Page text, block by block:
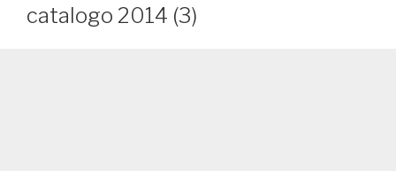
catalogo 2014 (3)